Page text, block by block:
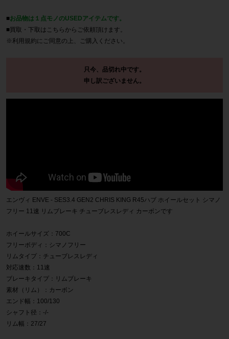
■お品物は１点モノのUSEDアイテムです。
■買取・下取は こちら からご依頼頂けます。
※ 利用規約にご同意の上、ご購入ください。
只今、品切れ中です。
申し訳ございません。
エンヴィ ENVE - SES3.4 GEN2 CHRIS KING R45ハブ ホイールセット シマノ
フリー 11速 リムブレーキ チューブレスレディ カーボンです
ホイールサイズ：700C
フリーボディ：シマノフリー
リムタイプ：チューブレスレディ
対応速数：11速
ブレーキタイプ：リムブレーキ
素材（リム）：カーボン
エンド幅：100/130
シャフト径：-/-
リム幅：27/27